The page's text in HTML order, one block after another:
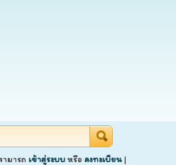
มารถ เข้าสู่ระบบหรือ ลงทะเบียน|